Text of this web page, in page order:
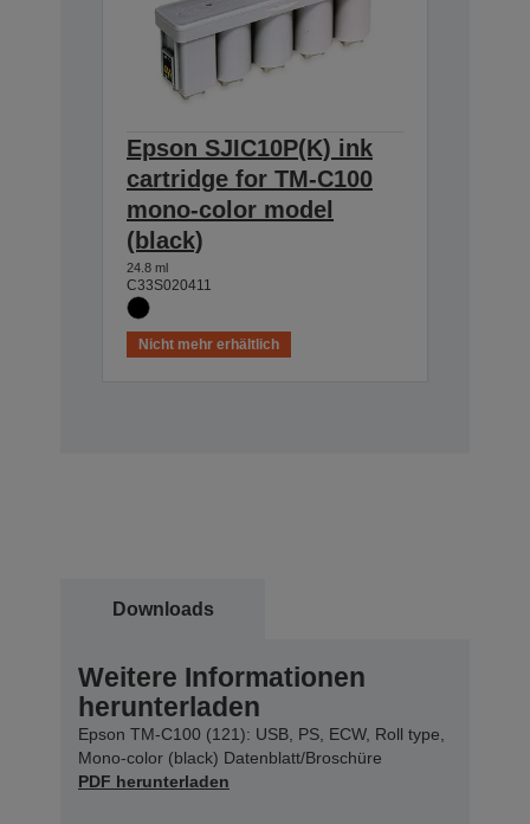
Epson SJIC10P(K) ink
cartridge for TM-C100
mono-color model
(black)
24.8 ml
C33S020411
Nicht mehr erhältlich
Downloads
Weitere Informationen
herunterladen
Epson TM-C100 (121): USB, PS, ECW, Roll type,
Mono-color (black) Datenblatt/Broschüre
PDF herunterladen